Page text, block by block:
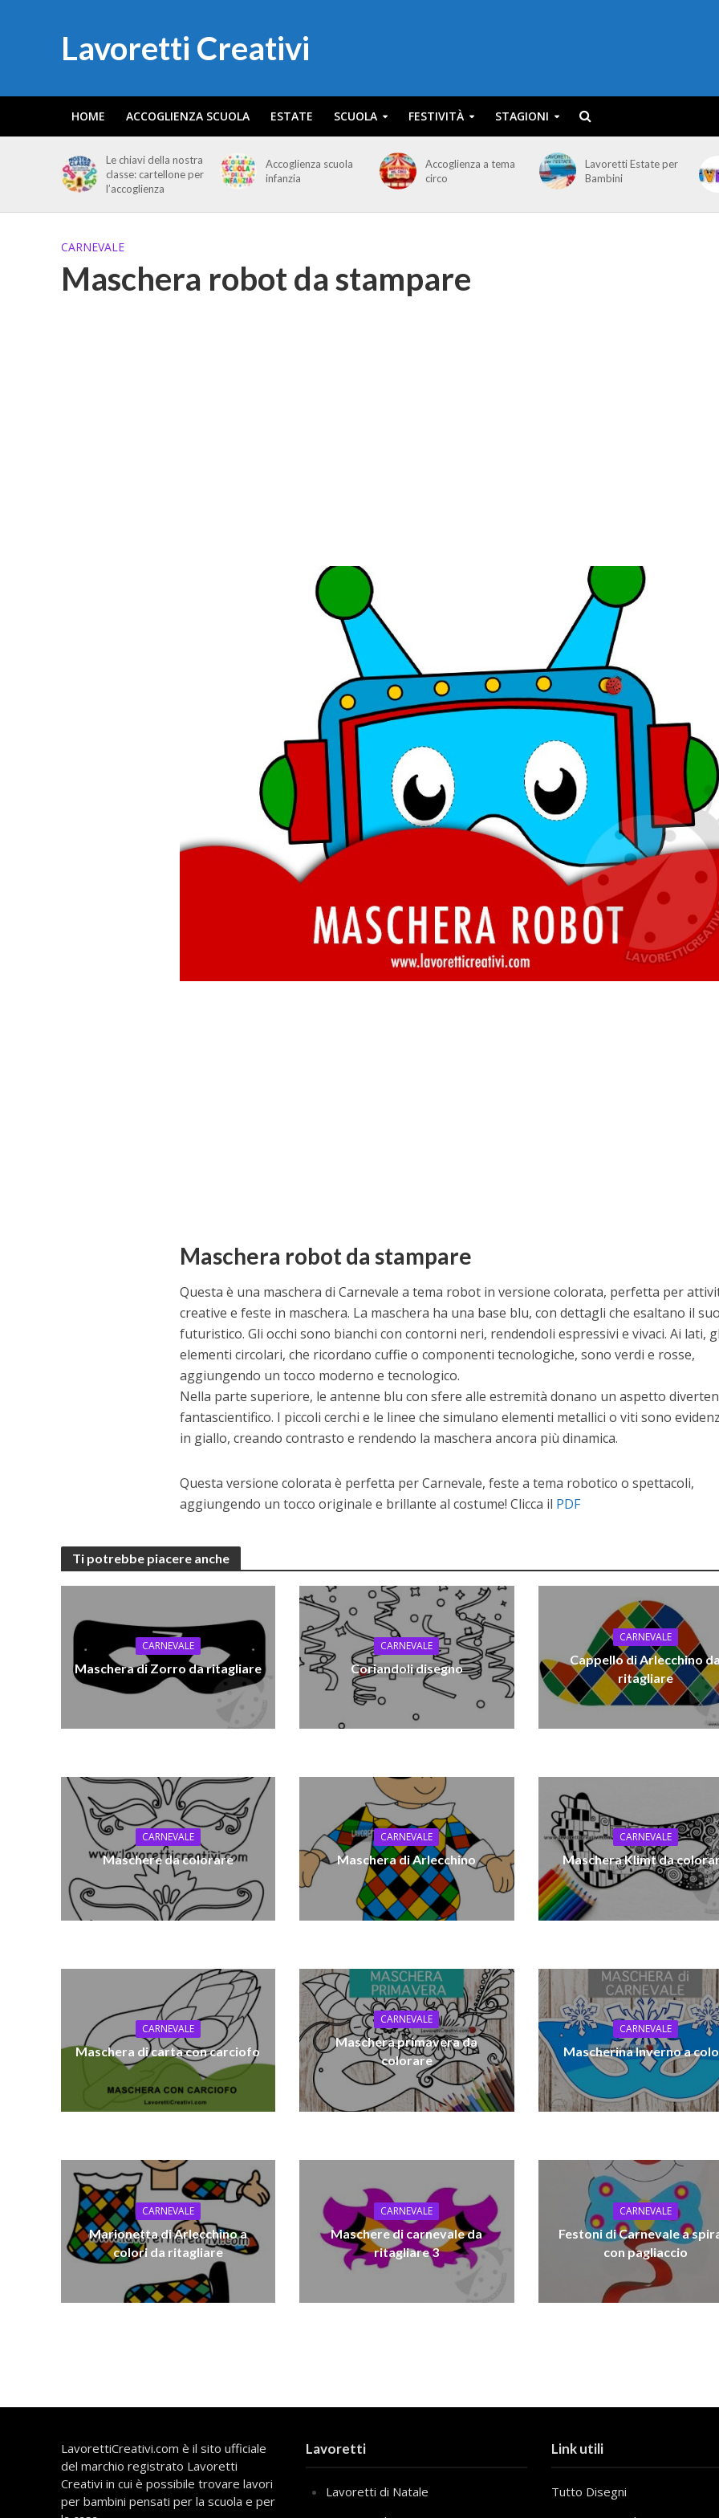
Lavoretti Creativi
HOME ACCOGLIENZA SCUOLA ESTATE SCUOLA FESTIVITÀ STAGIONI
Le chiavi della nostra
classe: cartellone per
l’accoglienza
Accoglienza scuola
infanzia
Accoglienza a tema
circo
Lavoretti Estate per
Bambini
CARNEVALE
Maschera robot da stampare
Maschera robot da stampare
Questa è una maschera di Carnevale a tema robot in versione colorata, perfetta per
creative e feste in maschera. La maschera ha una base blu, con dettagli che esaltano il
futuristico. Gli occhi sono bianchi con contorni neri, rendendoli espressivi e vivaci. Ai lati,
elementi circolari, che ricordano cuffie o componenti tecnologiche, sono verdi e rosse,
aggiungendo un tocco moderno e tecnologico.
Nella parte superiore, le antenne blu con sfere alle estremità donano un aspetto
fantascientifico. I piccoli cerchi e le linee che simulano elementi metallici o viti sono
in giallo, creando contrasto e rendendo la maschera ancora più dinamica.
Questa versione colorata è perfetta per Carnevale, feste a tema robotico o spettacoli,
aggiungendo un tocco originale e brillante al costume! Clicca il PDF
Ti potrebbe piacere anche
CARNEVALE
Maschera di Zorro da ritagliare
CARNEVALE
Coriandoli disegno
CARNEVALE
Cappello di Arlecchino
ritagliare
CARNEVALE
Maschere da colorare
CARNEVALE
Maschera di Arlecchino
CARNEVALE
Maschera Klimt da
CARNEVALE
Maschera di carta con carciofo
CARNEVALE
Maschera primavera da
colorare
CARNEVALE
Mascherina Inverno a
CARNEVALE
Marionetta di Arlecchino a
colori da ritagliare
CARNEVALE
Maschere di carnevale da
ritagliare 3
CARNEVALE
Festoni di Carnevale a
con pagliaccio
LavorettiCreativi.com è il sito ufficiale
del marchio registrato Lavoretti
Creativi in cui è possibile trovare lavori
per bambini pensati per la scuola e per
Lavoretti
Lavoretti di Natale
Link utili
Tutto Disegni